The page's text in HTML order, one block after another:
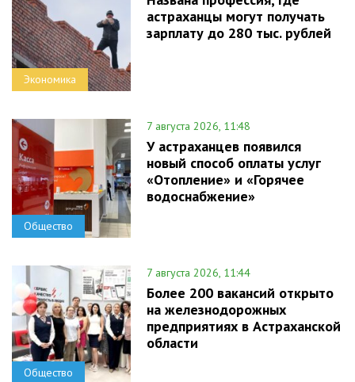
Экономика
астраханцы могут получать
зарплату до 280 тыс. рублей
Общество
7 августа 2026, 11:48
У астраханцев появился
новый способ оплаты услуг
«Отопление» и «Горячее
водоснабжение»
Общество
7 августа 2026, 11:44
Более 200 вакансий открыто
на железнодорожных
предприятиях в Астраханской
области